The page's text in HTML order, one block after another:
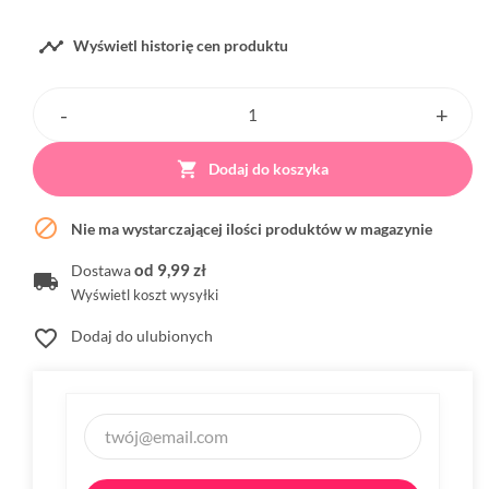
 Wyświetl historię cen produktu
 Dodaj do koszyka
 Nie ma wystarczającej ilości produktów w magazynie
Dostawaod 9,99 zł
Wyświetl koszt wysyłki
favorite_border Dodaj do ulubionych